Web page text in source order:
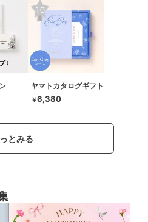
ヤマトカタログギフト
￥6,380
とみる